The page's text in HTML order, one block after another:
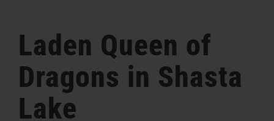
Deutsch
Suche
nach:
Laden Queen of
Dragons in Shasta
Lake